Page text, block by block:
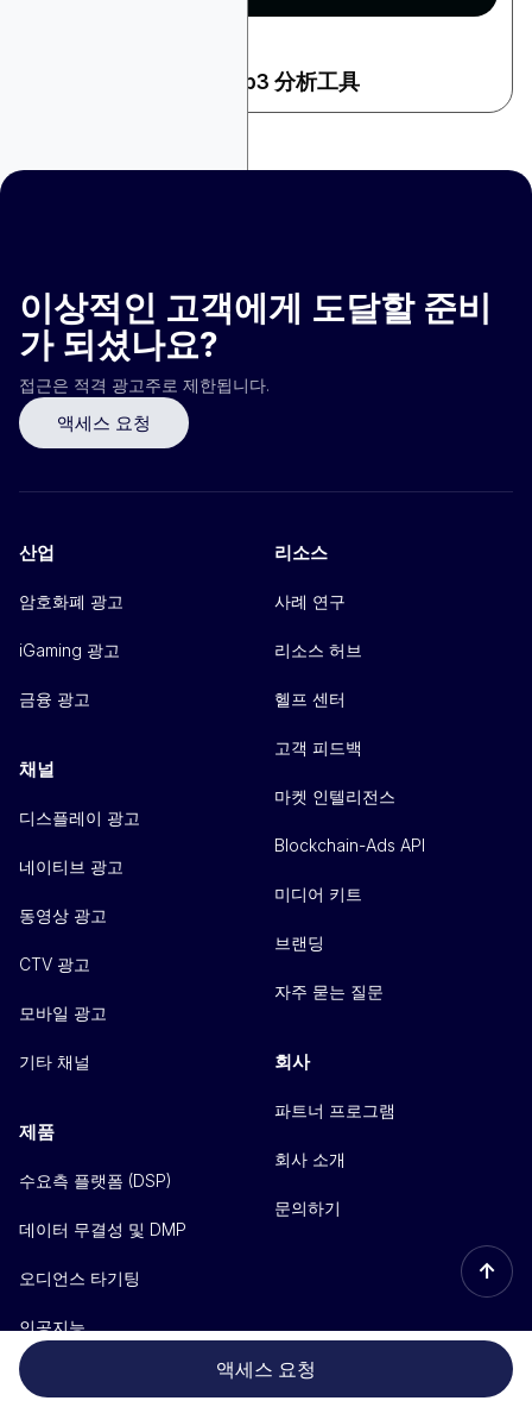
改善洞察力的顶级 Web3 分析工具
이상적인 고객에게 도달할 준비
가 되셨나요?
접근은 적격 광고주로 제한됩니다.
액세스 요청
산업
암호화폐 광고
iGaming 광고
금융 광고
채널
디스플레이 광고
네이티브 광고
동영상 광고
CTV 광고
모바일 광고
기타 채널
제품
수요측 플랫폼 (DSP)
데이터 무결성 및 DMP
오디언스 타기팅
인공지능
리소스
사례 연구
리소스 허브
헬프 센터
고객 피드백
마켓 인텔리전스
Blockchain-Ads API
미디어 키트
브랜딩
자주 묻는 질문
회사
파트너 프로그램
회사 소개
문의하기
↑
액세스 요청